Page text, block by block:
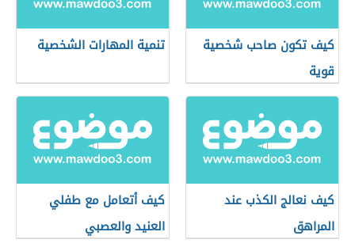
كيف تكون صاحب شخصية
قوية
تنمية المهارات الشخصية
كيف نعالج الكذب عند
المراهق
كيف أتعامل مع طفلي
العنيد والعصبي